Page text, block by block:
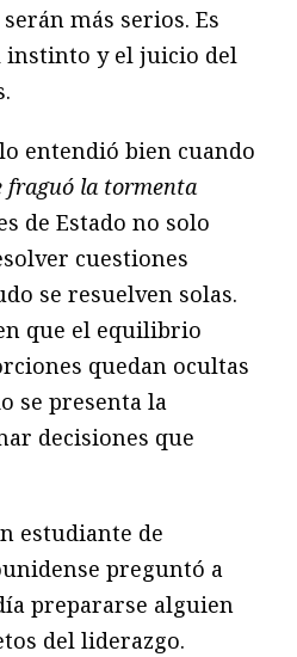
más serios. Es
instinto y el juicio del
entendió bien cuando
fraguó la tormenta
de Estado no solo
cuestiones
se resuelven solas.
que el equilibrio
quedan ocultas
se presenta la
decisiones que
estudiante de
preguntó a
prepararse alguien
del liderazgo.